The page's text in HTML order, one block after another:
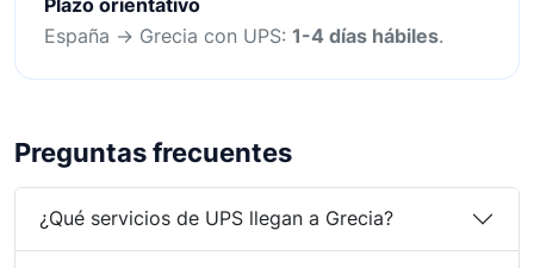
España → Grecia con UPS: 1-4 días hábiles.
Preguntas frecuentes
¿Qué servicios de UPS llegan a Grecia?